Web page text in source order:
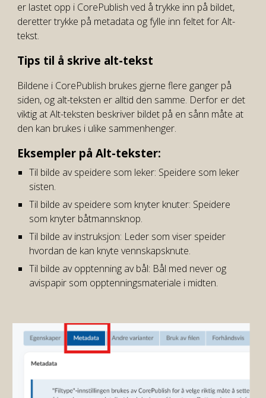
er lastet opp i CorePublish ved å trykke inn på bildet,
deretter trykke på metadata og fylle inn feltet for Alt-
tekst.
Tips til å skrive alt-tekst
Bildene i CorePublish brukes gjerne flere ganger på
siden, og alt-teksten er alltid den samme. Derfor er det
viktig at Alt-teksten beskriver bildet på en sånn måte at
den kan brukes i ulike sammenhenger.
Eksempler på Alt-tekster:
Til bilde av speidere som leker: Speidere som leker
sisten.
Til bilde av speidere som knyter knuter: Speidere
som knyter båtmannsknop.
Til bilde av instruksjon: Leder som viser speider
hvordan de kan knyte vennskapsknute.
Til bilde av opptenning av bål: Bål med never og
avispapir som opptenningsmateriale i midten.